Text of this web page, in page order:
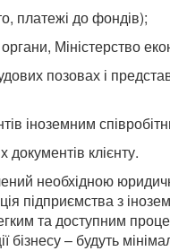
платежі до фондів);
Міністерство
позовах і
іноземним
клієнту.
необхідною
підприємства з
та доступним
бізнесу – будуть